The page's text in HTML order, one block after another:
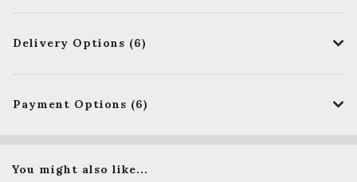
Delivery Options (6)
Payment Options (6)
You might also like...